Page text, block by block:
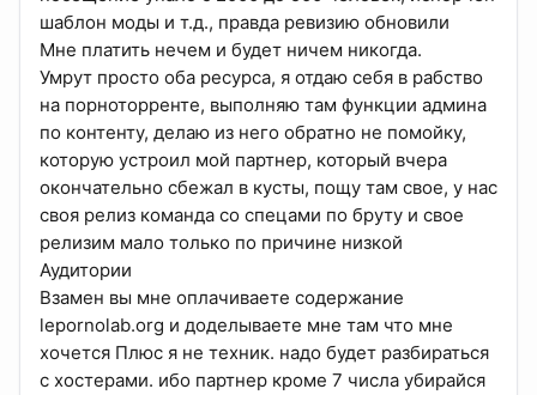
шаблон моды и т.д., правда ревизию обновили
Мне платить нечем и будет ничем никогда.
Умрут просто оба ресурса, я отдаю себя в рабство
на порноторренте, выполняю там функции админа
по контенту, делаю из него обратно не помойку,
которую устроил мой партнер, который вчера
окончательно сбежал в кусты, пощу там свое, у нас
своя релиз команда со спецами по бруту и свое
релизим мало только по причине низкой
Аудитории
Взамен вы мне оплачиваете содержание
lepornolab.org и доделываете мне там что мне
хочется Плюс я не техник. надо будет разбираться
с хостерами. ибо партнер кроме 7 числа убирайся